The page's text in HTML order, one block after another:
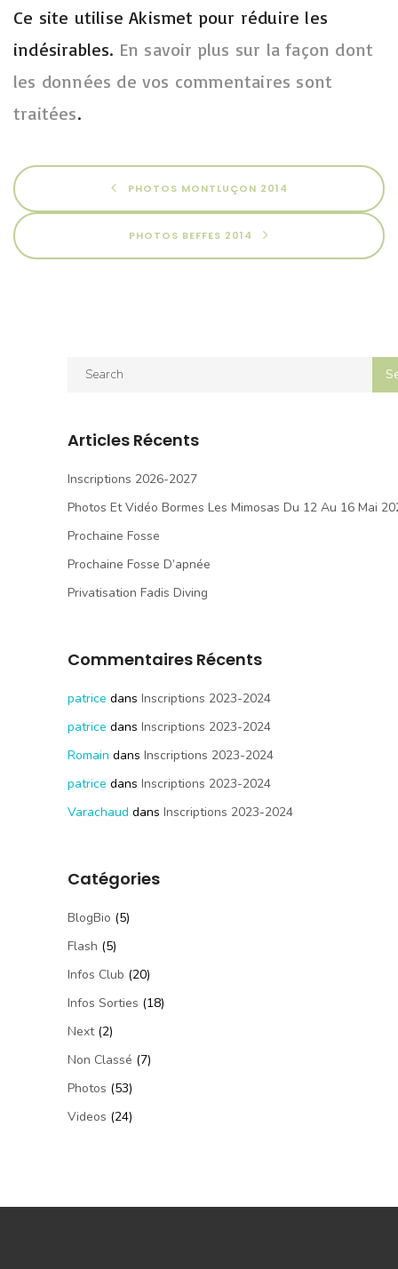
Ce site utilise Akismet pour réduire les
indésirables. En savoir plus sur la façon dont
les données de vos commentaires sont
traitées.
PHOTOS MONTLUÇON 2014
PHOTOS BEFFES 2014
Articles Récents
Inscriptions 2026-2027
Photos Et Vidéo Bormes Les Mimosas Du 12 Au 16 Mai
Prochaine Fosse
Prochaine Fosse D’apnée
Privatisation Fadis Diving
Commentaires Récents
patrice dans Inscriptions 2023-2024
patrice dans Inscriptions 2023-2024
Romain dans Inscriptions 2023-2024
patrice dans Inscriptions 2023-2024
Varachaud dans Inscriptions 2023-2024
Catégories
BlogBio (5)
Flash (5)
Infos Club (20)
Infos Sorties (18)
Next(2)
Non Classé (7)
Photos (53)
Videos (24)